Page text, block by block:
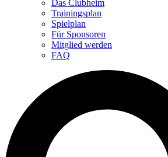
Das Clubheim
Trainingsplan
Spielplan
Für Sponsoren
Mitglied werden
FAQ